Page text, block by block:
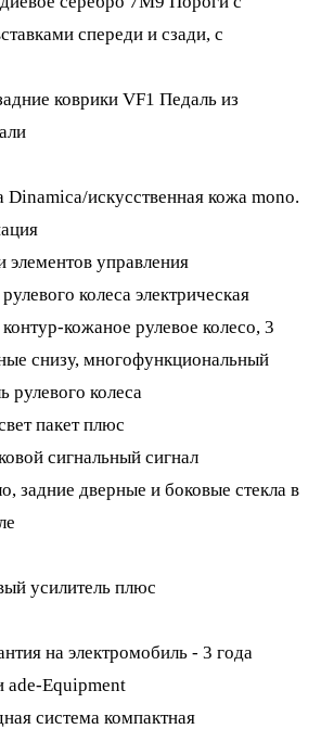
спереди и сзади, с
коврики VF1 Педаль из
искусственная кожа mono.
элементов управления
колеса электрическая
кожаное рулевое колесо, 3
снизу, многофункциональный
рулевого колеса
пакет плюс
сигнальный сигнал
задние дверные и боковые стекла в
усилитель плюс
на электромобиль - 3 года
Equipment
система компактная